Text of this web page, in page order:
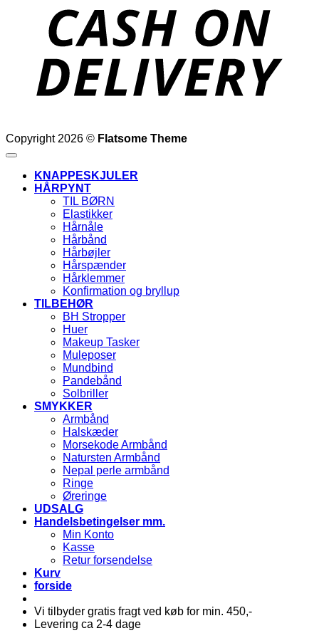
Copyright 2026 © Flatsome Theme
KNAPPESKJULER
HÅRPYNT
TIL BØRN
Elastikker
Hårnåle
Hårbånd
Hårbøjler
Hårspænder
Hårklemmer
Konfirmation og bryllup
TILBEHØR
BH Stropper
Huer
Makeup Tasker
Muleposer
Mundbind
Pandebånd
Solbriller
SMYKKER
Armbånd
Halskæder
Morsekode Armbånd
Natursten Armbånd
Nepal perle armbånd
Ringe
Øreringe
UDSALG
Handelsbetingelser mm.
Min Konto
Kasse
Retur forsendelse
Kurv
forside
Vi tilbyder gratis fragt ved køb for min. 450,-
Levering ca 2-4 dage